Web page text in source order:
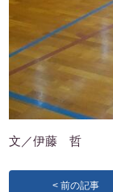
文／伊藤 哲
前の記事